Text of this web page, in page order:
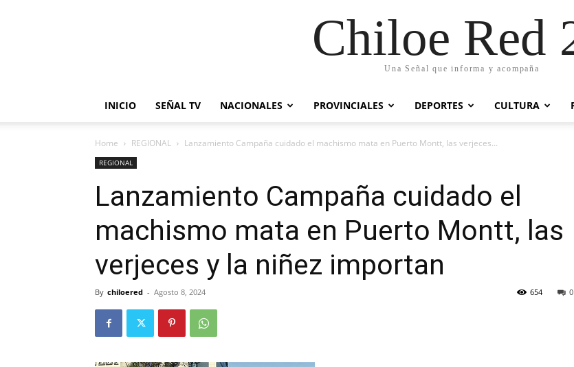
Chiloe Red
Una Señal que informa y acompaña
INICIO SEÑAL TV NACIONALES PROVINCIALES DEPORTES CULTURA
Home REGIONAL Lanzamiento Campaña cuidado el machismo mata en Puerto Montt, las verjeces...
REGIONAL
Lanzamiento Campaña cuidado el
machismo mata en Puerto Montt, las
verjeces y la niñez importan
By chiloered - Agosto 8, 2024 0
654